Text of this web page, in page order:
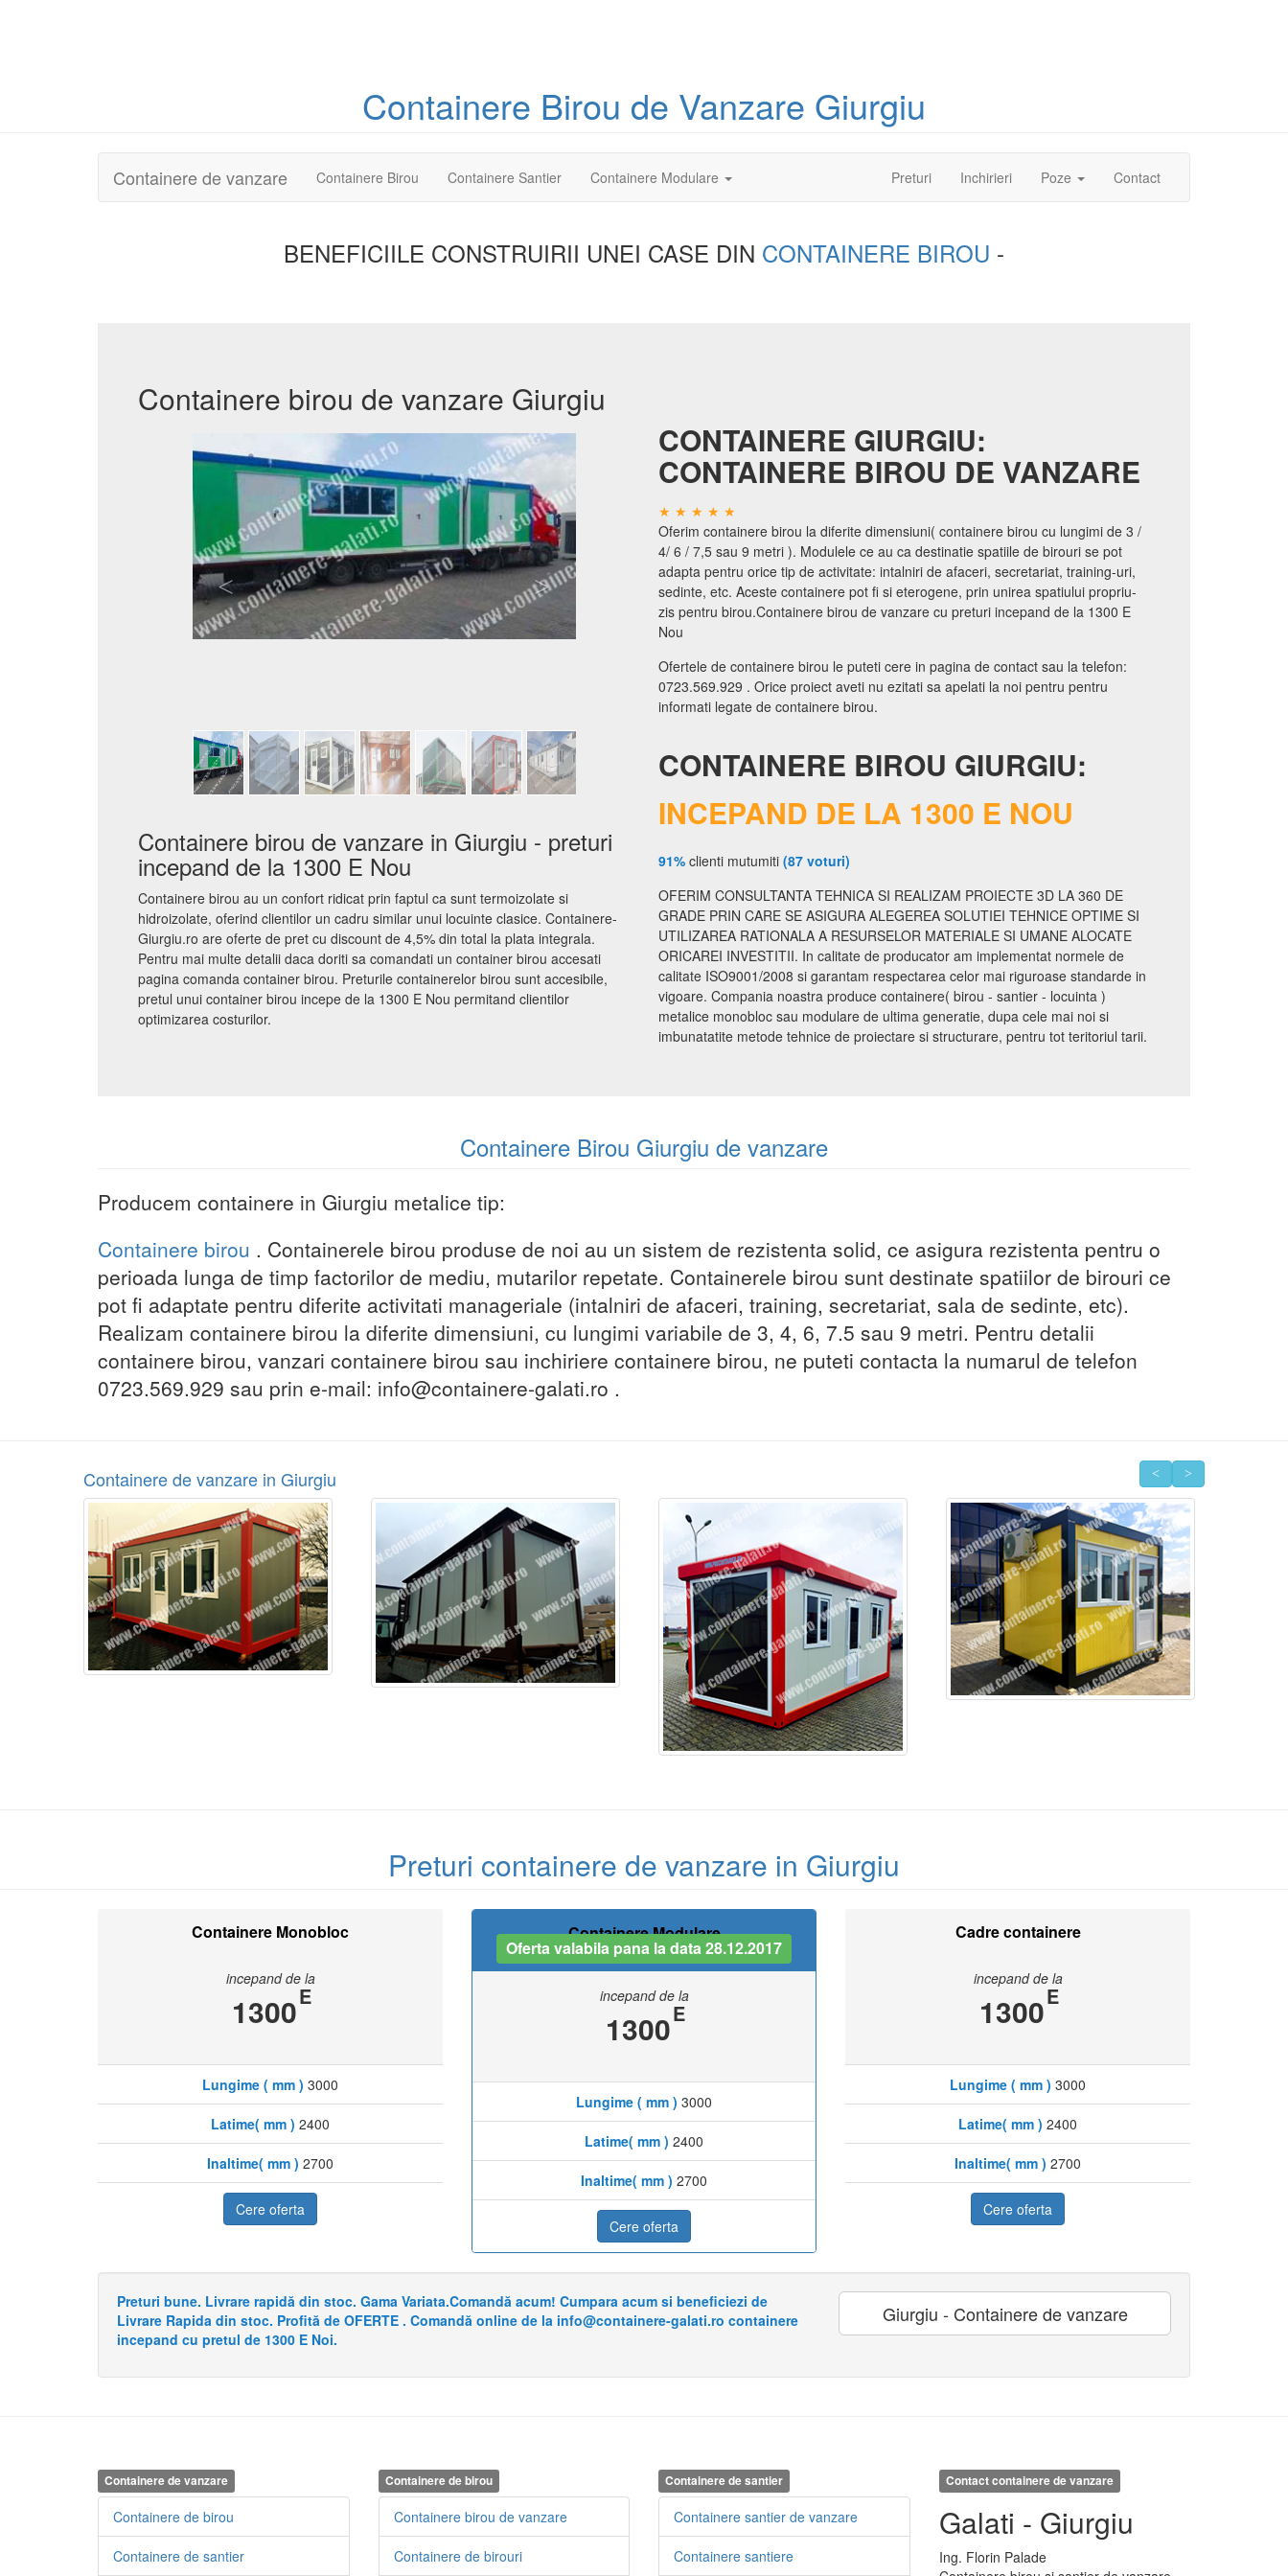
Containere Birou de Vanzare Giurgiu
Containere de vanzare Containere Birou Containere Santier Containere Modulare Preturi(current)Inchirieri Poze Contact
BENEFICIILE CONSTRUIRII UNEI CASE DIN CONTAINERE BIROU -
Containere birou de vanzare Giurgiu
Containere birou de vanzare in Giurgiu - preturi
incepand de la 1300 E Nou
Containere birou au un confort ridicat prin faptul ca sunt termoizolate si
hidroizolate, oferind clientilor un cadru similar unui locuinte clasice. Containere-
Giurgiu.ro are oferte de pret cu discount de 4,5% din total la plata integrala.
Pentru mai multe detalii daca doriti sa comandati un container birou accesati
pagina comanda container birou. Preturile containerelor birou sunt accesibile,
pretul unui container birou incepe de la 1300 E Nou permitand clientilor
optimizarea costurilor.
CONTAINERE GIURGIU:
CONTAINERE BIROU DE VANZARE
Oferim containere birou la diferite dimensiuni( containere birou cu lungimi de 3 /
4/ 6 / 7,5 sau 9 metri ). Modulele ce au ca destinatie spatiile de birouri se pot
adapta pentru orice tip de activitate: intalniri de afaceri, secretariat, training-uri,
sedinte, etc. Aceste containere pot fi si eterogene, prin unirea spatiului propriu-
zis pentru birou.Containere birou de vanzare cu preturi incepand de la 1300 E
Nou
Ofertele de containere birou le puteti cere in pagina de contact sau la telefon:
0723.569.929 . Orice proiect aveti nu ezitati sa apelati la noi pentru pentru
informati legate de containere birou.
CONTAINERE BIROU GIURGIU:
INCEPAND DE LA 1300 E NOU
91% clienti mutumiti (87 voturi)
OFERIM CONSULTANTA TEHNICA SI REALIZAM PROIECTE 3D LA 360 DE
GRADE PRIN CARE SE ASIGURA ALEGEREA SOLUTIEI TEHNICE OPTIME SI
UTILIZAREA RATIONALA A RESURSELOR MATERIALE SI UMANE ALOCATE
ORICAREI INVESTITII. In calitate de producator am implementat normele de
calitate ISO9001/2008 si garantam respectarea celor mai riguroase standarde in
vigoare. Compania noastra produce containere( birou - santier - locuinta )
metalice monobloc sau modulare de ultima generatie, dupa cele mai noi si
imbunatatite metode tehnice de proiectare si structurare, pentru tot teritoriul tarii.
Containere Birou Giurgiu de vanzare
Producem containere in Giurgiu metalice tip:
Containere birou . Containerele birou produse de noi au un sistem de rezistenta solid, ce asigura rezistenta pentru o
perioada lunga de timp factorilor de mediu, mutarilor repetate. Containerele birou sunt destinate spatiilor de birouri ce
pot fi adaptate pentru diferite activitati manageriale (intalniri de afaceri, training, secretariat, sala de sedinte, etc).
Realizam containere birou la diferite dimensiuni, cu lungimi variabile de 3, 4, 6, 7.5 sau 9 metri. Pentru detalii
containere birou, vanzari containere birou sau inchiriere containere birou, ne puteti contacta la numarul de telefon
0723.569.929 sau prin e-mail: info@containere-galati.ro .
Containere de vanzare in Giurgiu
Preturi containere de vanzare in Giurgiu
Containere Monobloc
incepand de la
1300E
Lungime ( mm ) 3000
Latime( mm ) 2400
Inaltime( mm ) 2700
Cere oferta
Containere Modulare
Oferta valabila pana la data 28.12.2017
incepand de la
1300E
Lungime ( mm ) 3000
Latime( mm ) 2400
Inaltime( mm ) 2700
Cere oferta
Cadre containere
incepand de la
1300E
Lungime ( mm ) 3000
Latime( mm ) 2400
Inaltime( mm ) 2700
Cere oferta
Preturi bune. Livrare rapidă din stoc. Gama Variata.Comandă acum! Cumpara acum si beneficiezi de
Livrare Rapida din stoc. Profită de OFERTE . Comandă online de la info@containere-galati.ro containere
incepand cu pretul de 1300 E Noi.
Giurgiu - Containere de vanzare
Containere de vanzare
Containere de birou
Containere de santier
Containere de birou
Containere birou de vanzare
Containere de birouri
Containere de santier
Containere santier de vanzare
Containere santiere
Contact containere de vanzare
Galati - Giurgiu
Ing. Florin Palade